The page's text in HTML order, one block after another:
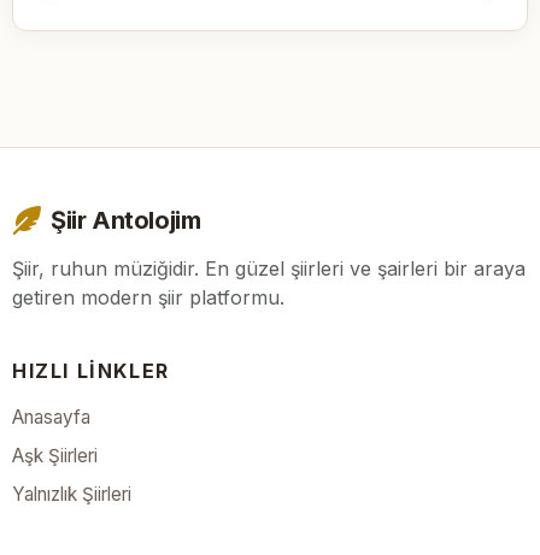
Şiir Antolojim
Şiir, ruhun müziğidir. En güzel şiirleri ve şairleri bir araya
getiren modern şiir platformu.
HIZLI LINKLER
Anasayfa
Aşk Şiirleri
Yalnızlık Şiirleri